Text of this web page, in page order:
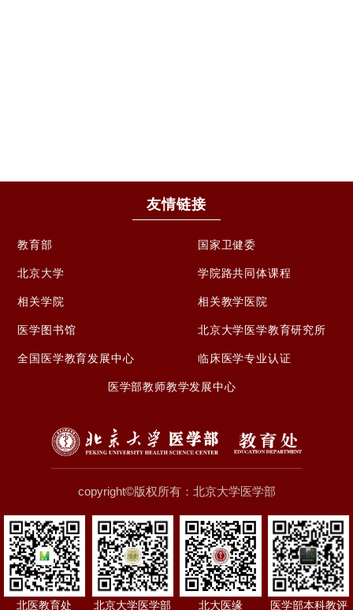
友情链接
教育部 国家卫健委
北京大学 学院路共同体课程
相关学院 相关教学医院
医学图书馆 北京大学医学教育研究所
全国医学教育发展中心 临床医学专业认证
医学部教师教学发展中心
copyright©版权所有：北京大学医学部
北医教育处 北京大学医学部 北大医缘 医学部本科教评